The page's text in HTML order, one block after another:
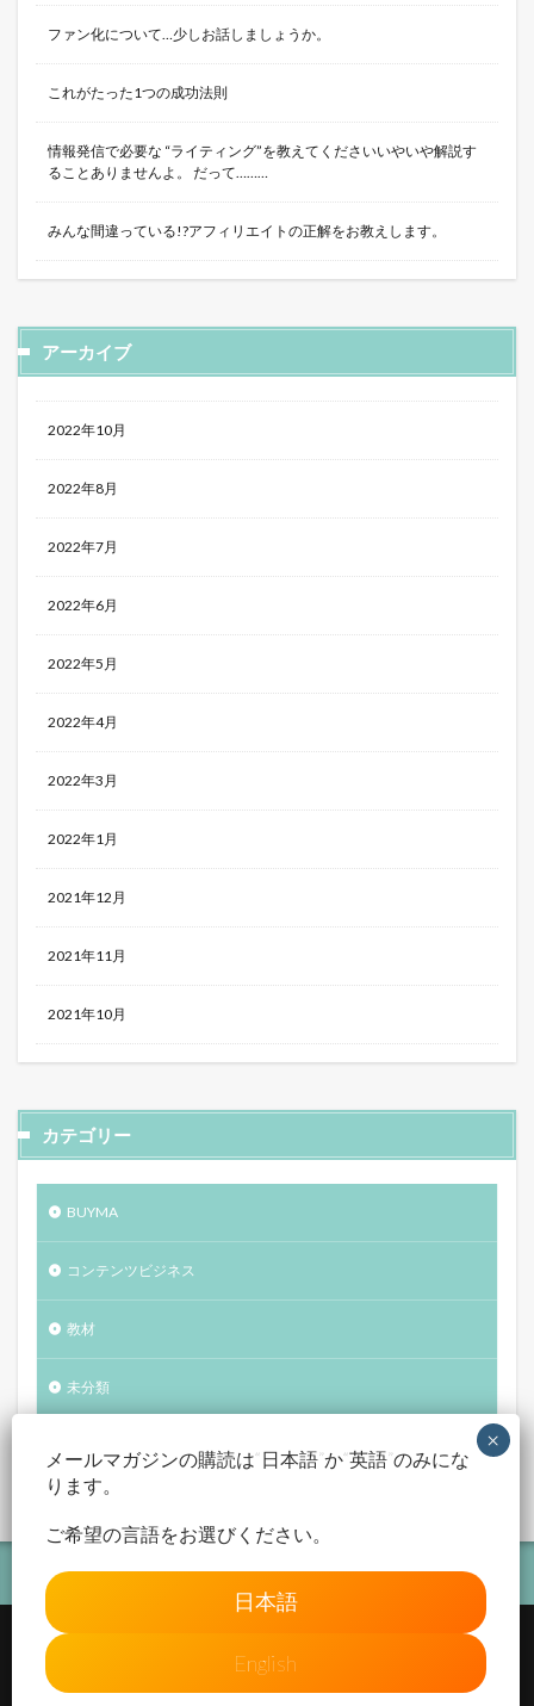
ファン化について…少しお話しましょうか。
これがたった1つの成功法則
情報発信で必要な “ライティング”を教えてくださいいやいや解説す
ることありませんよ。 だって………
みんな間違っている!?アフィリエイトの正解をお教えします。
アーカイブ
2022年10月
2022年8月
2022年7月
2022年6月
2022年5月
2022年4月
2022年3月
2022年1月
2021年12月
2021年11月
2021年10月
カテゴリー
BUYMA
コンテンツビジネス
教材
未分類
© Copyright 2026 Atelier Improve
メールマガジンの購読は“日本語”か“英語”のみにな
ります。
ご希望の言語をお選びください。
日本語
English